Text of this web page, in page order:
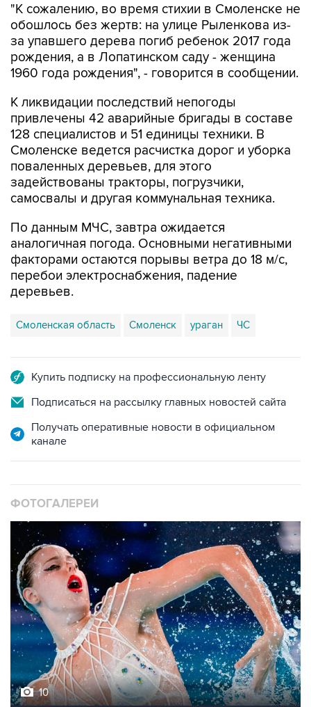
"К сожалению, во время стихии в Смоленске не
обошлось без жертв: на улице Рыленкова из-
за упавшего дерева погиб ребенок 2017 года
рождения, а в Лопатинском саду - женщина
1960 года рождения", - говорится в сообщении.
К ликвидации последствий непогоды
привлечены 42 аварийные бригады в составе
128 специалистов и 51 единицы техники. В
Смоленске ведется расчистка дорог и уборка
поваленных деревьев, для этого
задействованы тракторы, погрузчики,
самосвалы и другая коммунальная техника.
По данным МЧС, завтра ожидается
аналогичная погода. Основными негативными
факторами остаются порывы ветра до 18 м/с,
перебои электроснабжения, падение
деревьев.
Смоленская область Смоленск ураган ЧС
Купить подписку на профессиональную ленту
Подписаться на рассылку главных новостей сайта
Получать оперативные новости в официальном
канале
ФОТОГАЛЕРЕИ
10